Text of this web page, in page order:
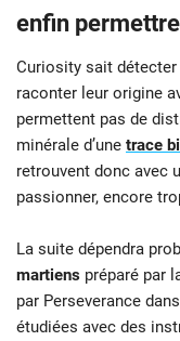
enfin
Curiosity sait
raconter leur origine
permettent pas de
minérale d’une trace
retrouvent donc avec
passionner, encore
La suite dépendra
martiens préparé par
par Perseverance
étudiées avec des